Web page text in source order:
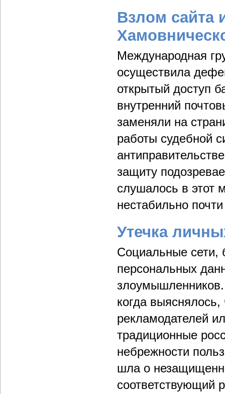
Взлом сайта
Международная
осуществила
открытый доступ
внутренний
заменяли на
работы судебной
защиту
слушалось в этот
нестабильно почти
Утечка
Социальные сети,
персональных
когда
рекламодателей
традиционные
небрежности
шла о
соответствующий